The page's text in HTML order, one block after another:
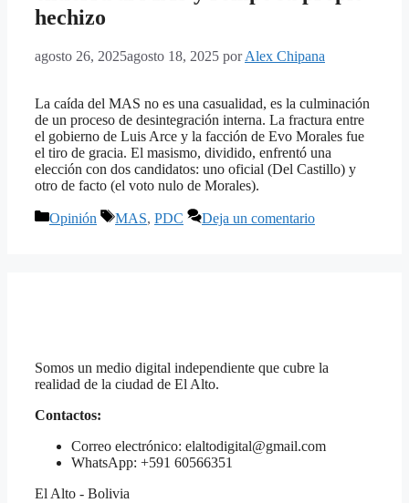
hechizo
agosto 26, 2025agosto 18, 2025 porAlex Chipana
La caída del MAS no es una casualidad, es la culminación
de un proceso de desintegración interna. La fractura entre
el gobierno de Luis Arce y la facción de Evo Morales fue
el tiro de gracia. El masismo, dividido, enfrentó una
elección con dos candidatos: uno oficial (Del Castillo) y
otro de facto (el voto nulo de Morales).
Categorías
Opinión Etiquetas
MAS, PDC Deja un comentario
Somos un medio digital independiente que cubre la
realidad de la ciudad de El Alto.
Contactos:
Correo electrónico: elaltodigital@gmail.com
WhatsApp: +591 60566351
El Alto - Bolivia